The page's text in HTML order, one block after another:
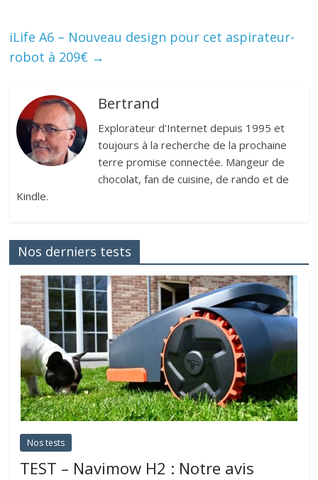
iLife A6 – Nouveau design pour cet aspirateur-
robot à 209€ →
Bertrand
Explorateur d'Internet depuis 1995 et
toujours à la recherche de la prochaine
terre promise connectée. Mangeur de
chocolat, fan de cuisine, de rando et de
Kindle.
Nos derniers tests
Nos tests
TEST – Navimow H2 : Notre avis